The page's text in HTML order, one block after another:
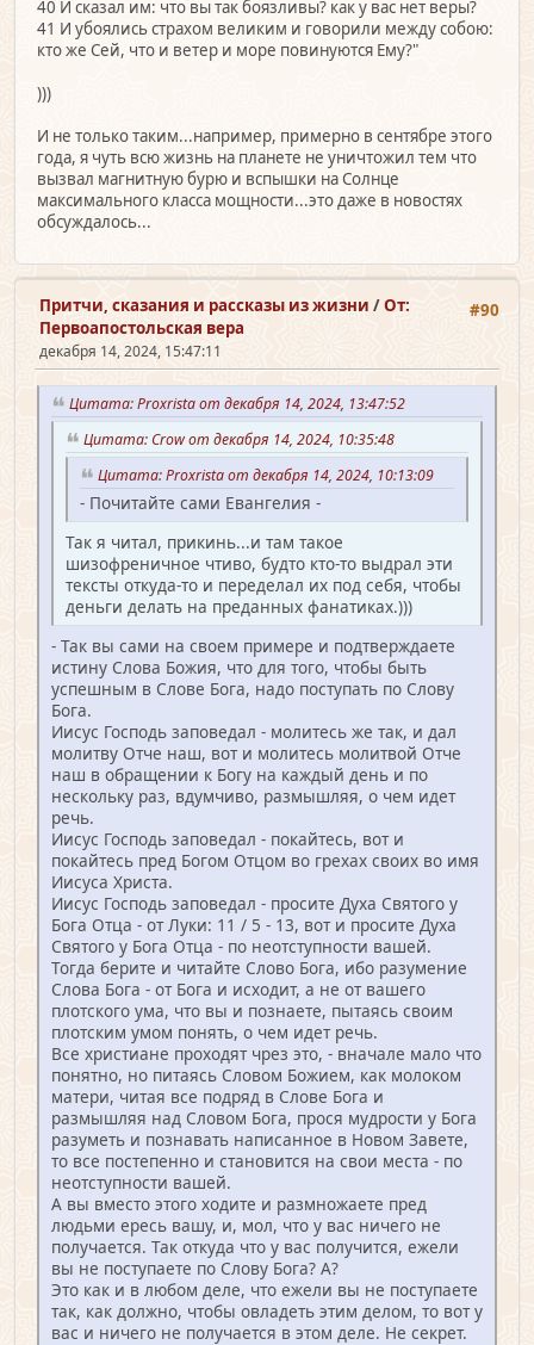
40 И сказал им: что вы так боязливы? как у вас нет веры?
41 И убоялись страхом великим и говорили между собою:
кто же Сей, что и ветер и море повинуются Ему?"
)))
И не только таким...например, примерно в сентябре этого
года, я чуть всю жизнь на планете не уничтожил тем что
вызвал магнитную бурю и вспышки на Солнце
максимального класса мощности...это даже в новостях
обсуждалось...
#90
Притчи, сказания и рассказы из жизни /От:
Первоапостольская вера
декабря 14, 2024, 15:47:11
Цитата: Proxrista от декабря 14, 2024, 13:47:52
Цитата: Crow от декабря 14, 2024, 10:35:48
Цитата: Proxrista от декабря 14, 2024, 10:13:09
- Почитайте сами Евангелия -
Так я читал, прикинь...и там такое
шизофреничное чтиво, будто кто-то выдрал эти
тексты откуда-то и переделал их под себя, чтобы
деньги делать на преданных фанатиках.)))
- Так вы сами на своем примере и подтверждаете
истину Слова Божия, что для того, чтобы быть
успешным в Слове Бога, надо поступать по Слову
Бога.
Иисус Господь заповедал - молитесь же так, и дал
молитву Отче наш, вот и молитесь молитвой Отче
наш в обращении к Богу на каждый день и по
нескольку раз, вдумчиво, размышляя, о чем идет
речь.
Иисус Господь заповедал - покайтесь, вот и
покайтесь пред Богом Отцом во грехах своих во имя
Иисуса Христа.
Иисус Господь заповедал - просите Духа Святого у
Бога Отца - от Луки: 11 / 5 - 13, вот и просите Духа
Святого у Бога Отца - по неотступности вашей.
Тогда берите и читайте Слово Бога, ибо разумение
Слова Бога - от Бога и исходит, а не от вашего
плотского ума, что вы и познаете, пытаясь своим
плотским умом понять, о чем идет речь.
Все христиане проходят чрез это, - вначале мало что
понятно, но питаясь Словом Божием, как молоком
матери, читая все подряд в Слове Бога и
размышляя над Словом Бога, прося мудрости у Бога
разуметь и познавать написанное в Новом Завете,
то все постепенно и становится на свои места - по
неотступности вашей.
А вы вместо этого ходите и размножаете пред
людьми ересь вашу, и, мол, что у вас ничего не
получается. Так откуда что у вас получится, ежели
вы не поступаете по Слову Бога? А?
Это как и в любом деле, что ежели вы не поступаете
так, как должно, чтобы овладеть этим делом, то вот у
вас и ничего не получается в этом деле. Не секрет.